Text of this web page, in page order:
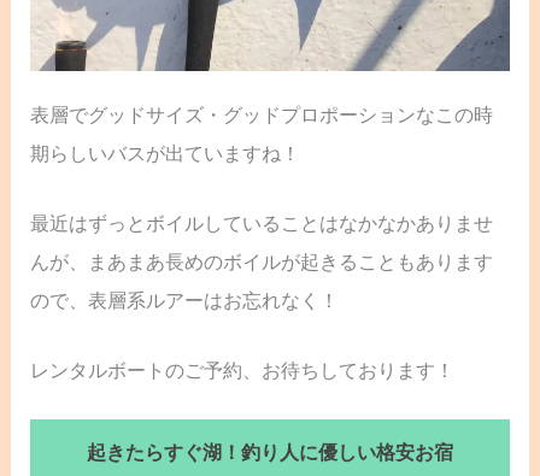
表層でグッドサイズ・グッドプロポーションなこの時
期らしいバスが出ていますね！
最近はずっとボイルしていることはなかなかありませ
んが、まあまあ長めのボイルが起きることもあります
ので、表層系ルアーはお忘れなく！
レンタルボートのご予約、お待ちしております！
起きたらすぐ湖！釣り人に優しい格安お宿